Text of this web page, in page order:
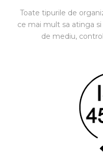
Toate tipurile de
ce mai mult sa atinga
de mediu,